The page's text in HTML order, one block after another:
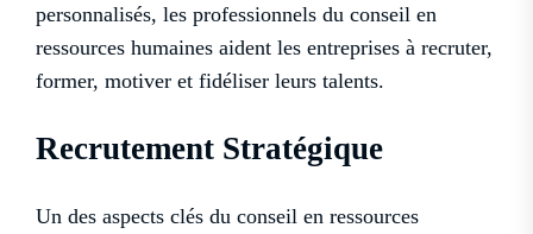
personnalisés, les professionnels du conseil en
ressources humaines aident les entreprises à recruter,
former, motiver et fidéliser leurs talents.
Recrutement Stratégique
Un des aspects clés du conseil en ressources